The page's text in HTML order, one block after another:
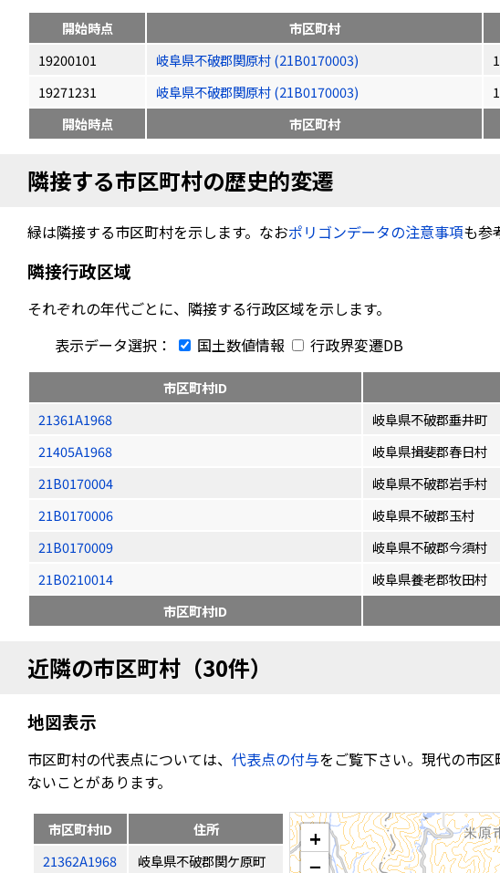
開始時点 市区町村
19200101
岐阜県不破郡関原村 (21B0170003)
19271231
岐阜県不破郡関原村 (21B0170003)
開始時点
市区町村
隣接する市区町村の歴史的変遷
緑は隣接する市区町村を示します。なおポリゴンデータの注意事項も参
隣接行政区域
それぞれの年代ごとに、隣接する行政区域を示します。
表示データ選択：
国土数値情報 行政界変遷DB
市区町村ID
21361A1968
岐阜県不破郡垂井町
21405A1968
岐阜県揖斐郡春日村
21B0170004
岐阜県不破郡岩手村
21B0170006
岐阜県不破郡玉村
21B0170009
岐阜県不破郡今須村
21B0210014
岐阜県養老郡牧田村
市区町村ID
近隣の市区町村（30件）
地図表示
市区町村の代表点については、 代表点の付与をご覧下さい。現代の市
ないことがあります。
市区町村ID
住所
21362A1968
岐阜県不破郡関ケ原町
+
−